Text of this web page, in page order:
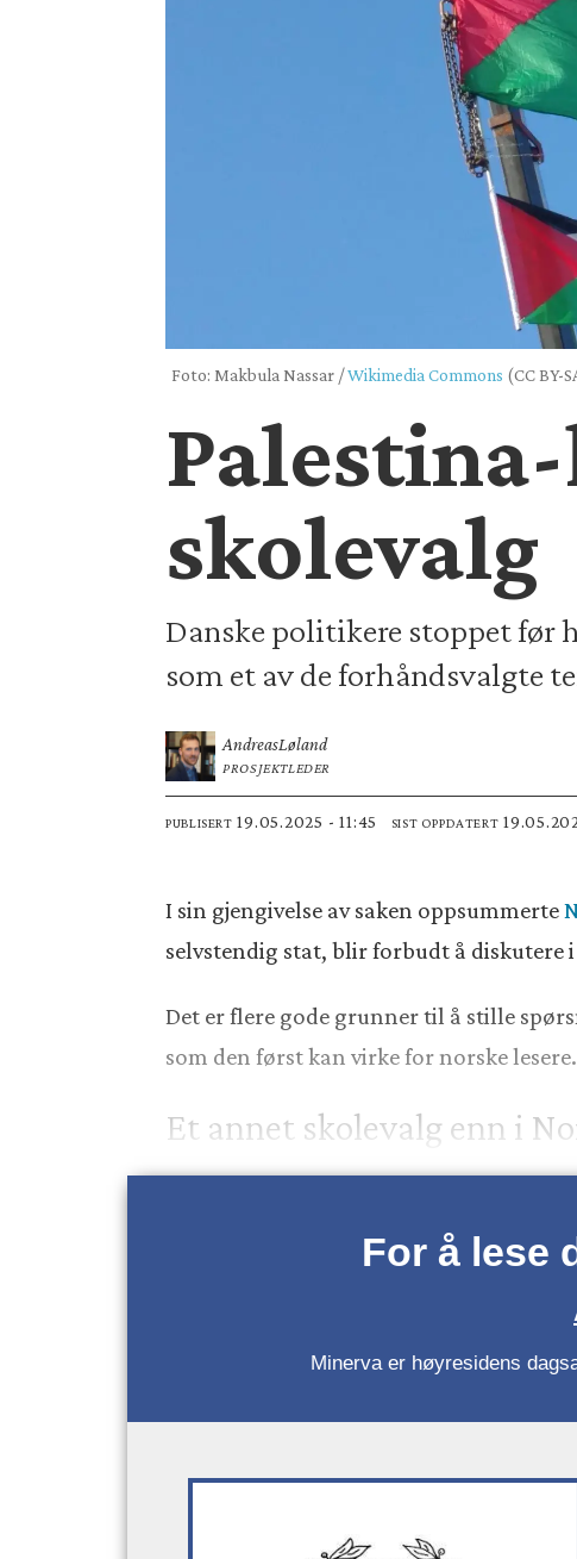
Foto: Makbula Nassar /Wikimedia Commons (CC BY-
skolevalg
Danske politikere stoppet før
som et av de forhåndsvalgte
AndreasLøland
PROSJEKTLEDER
PUBLISERT 19.05.2025 - 11:45 SIST OPPDATERT
I sin gjengivelse av saken oppsummerte
selvstendig stat, blir forbudt å diskutere
Det er flere gode grunner til å stille
som den først kan virke for norske lesere.
Et annet skolevalg enn i
For å lese
Minerva er høyresidens